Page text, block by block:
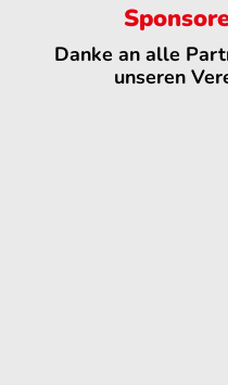
Danke an alle
unseren